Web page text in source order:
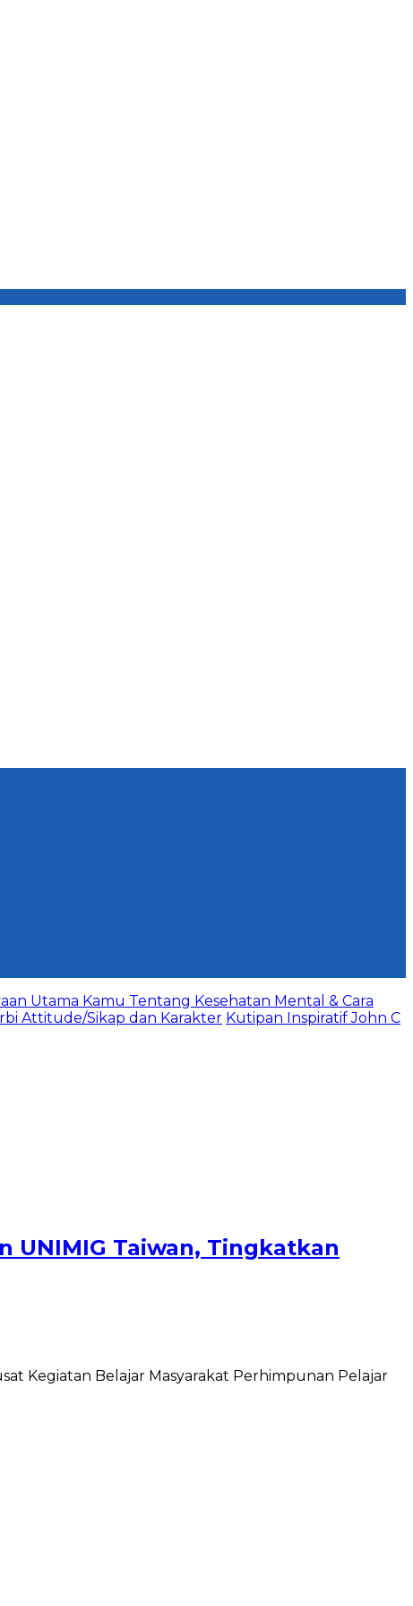
Utama Kamu Tentang Kesehatan Mental & Cara
Attitude/Sikap dan Karakter Kutipan Inspiratif John C
UNIMIG Taiwan, Tingkatkan
Kegiatan Belajar Masyarakat Perhimpunan Pelajar